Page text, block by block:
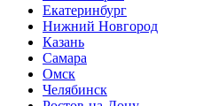
Екатеринбург
Нижний Новгород
Казань
Самара
Омск
Челябинск